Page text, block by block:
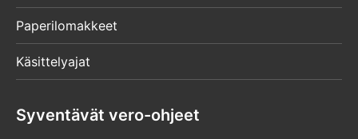
Paperilomakkeet
Käsittelyajat
Syventävät vero-ohjeet